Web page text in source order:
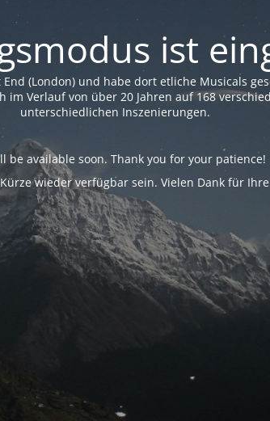
ist
(London) und habe dort etliche Musicals
im Verlauf von über 20 Jahren auf 168
unterschiedlichen Inszenierungen.
be available soon. Thank you for your patience!
wieder verfügbar sein. Vielen Dank für